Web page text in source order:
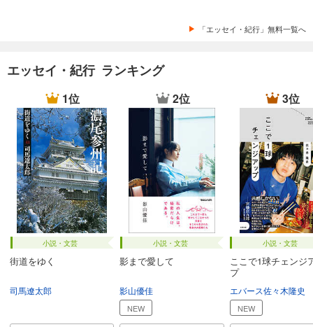
「エッセイ・紀行」無料一覧へ
エッセイ・紀行 ランキング
1位
小説・文芸
街道をゆく
司馬遼太郎
2位
小説・文芸
影まで愛して
影山優佳
NEW
3位
小説・文芸
ここで1球チェンジ
プ
エバース佐々木隆史
NEW